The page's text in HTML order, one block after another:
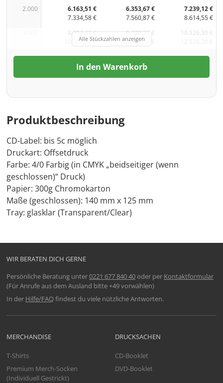
2.000
6.163,51 €
7.334,58 €
6.353,67 €
7.560,87 €
7.239,12 €
8.614,55 €
8.994,43 €
10.703,37 €
9.238,27 €
10.993,54 €
Alle Stückzahlen anzeigen
In den Warenkorb
Produktbeschreibung
CD-Label: bis 5c möglich
Druckart: Offsetdruck
Farbe: 4/0 Farbig (in CMYK „beidseitiger (wenn
geschlossen)“ Druck)
Papier: 300g Chromokarton
Maße (geschlossen): 140 mm x 125 mm
Tray: glasklar (Transparent/Clear)
WIR BERATEN DICH GERNE
Persönliche Beratung unter0221 677 840 40oder per Kontaktformular
(Für Anrufe aus dem Ausland bitte +49 vorwählen)
In der Hilfe/FAQfindest du viele nützliche Antworten.
MERCHANDISE
T-Shirts
Premium Merch-Socken
(Individuell Gestrickt)
DRUCKSACHEN
CD-Booklet
DVD-Booklet